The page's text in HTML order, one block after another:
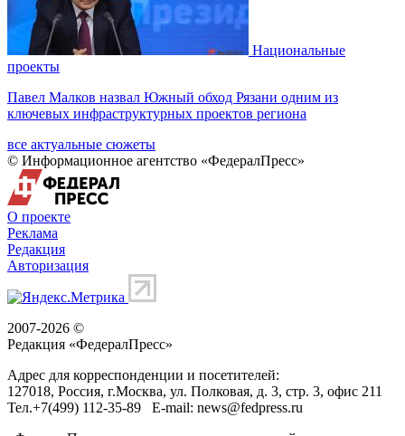
Национальные
проекты
Павел Малков назвал Южный обход Рязани одним из
ключевых инфраструктурных проектов региона
все актуальные сюжеты
© Информационное агентство «ФедералПресс»
О проекте
Реклама
Редакция
Авторизация
2007-2026 ©
Редакция «ФедералПресс»
Адрес для корреспонденции и посетителей:
127018, Россия, г.Москва, ул. Полковая, д. 3, стр. 3, офис 211
Тел.+7(499) 112-35-89 E-mail: news@fedpress.ru